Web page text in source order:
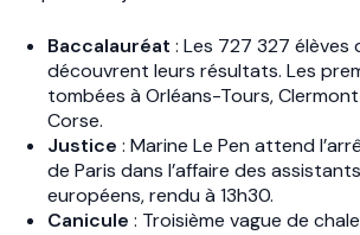
Baccalauréat : Les 727 327 élèves
découvrent leurs résultats. Les
tombées à Orléans-Tours,
Corse.
Justice : Marine Le Pen attend
de Paris dans l’affaire des
européens, rendu à 13h30.
Canicule : Troisième vague de